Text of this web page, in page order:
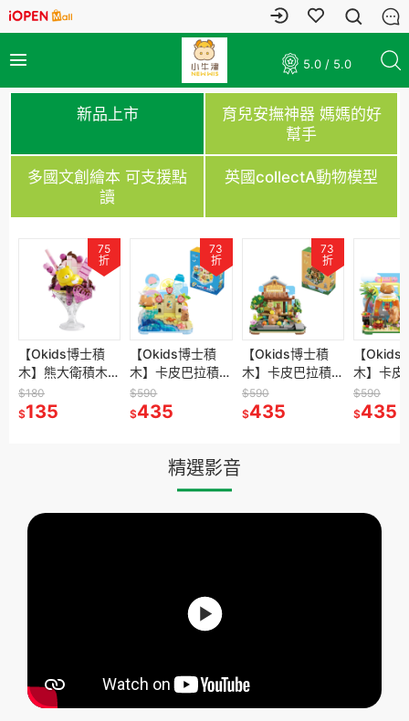
5.0 / 5.0
新品上市
育兒安撫神器 媽媽的好
幫手
多國文創繪本 可支援點
讀
英國collectA動物模型
75
折
【Okids博士積
木】熊大衛積木系
列-繽紛莓果 夏日
蘇打 雙色巧克力
$180
$135
73
折
【Okids博士積
木】卡皮巴拉積木
系列-發呆旅行 沙
灘篇(造景積木/公
$590
$435
73
折
【Okids博士積
木】卡皮巴拉積木
系列-發呆旅行 溫
泉篇(造景積木/公
$590
$435
【Okids
木】卡皮
系列-發
營篇(造
$590
$435
67
折
】手指點
(音樂童
手指書/
多元五語
小牛津】手指點讀
認知書(動物+交通
工具圖鑑)~手指
書/按按書/多元五
【小牛津】喵喵畫
板讀卡機~100張
雙面圖卡(六大學
習主題~簡筆仿畫/
【小牛津】手指點
讀認知書(ㄅㄆ
ㄇ/ABC/123)~多
元五語學習/有聲
【小牛
玩耍，睡
入組(在
光下/在
$1,000
$650
精選影音